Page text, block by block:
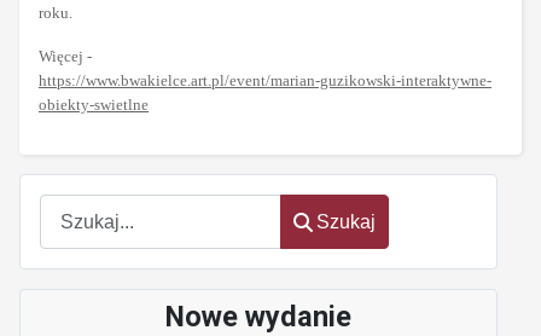
Szukaj
Szukaj
Nowe wydanie
roku.
Więcej -
https://www.bwakielce.art.pl/event/marian-guzikowski-interaktywne-
obiekty-swietlne